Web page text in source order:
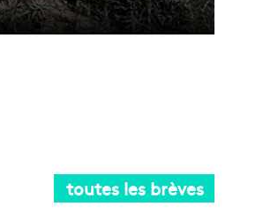
toutes les brèves